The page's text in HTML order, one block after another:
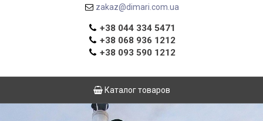
zakaz@dimari.com.ua
+38 044 334 5471
+38 068 936 1212
+38 093 590 1212
Каталог товаров